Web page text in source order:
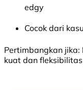
edgy
Cocok dari
Pertimbangkan jika:
kuat dan